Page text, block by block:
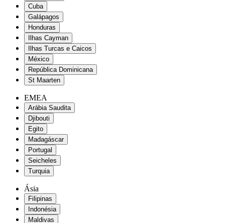
Cuba
Galápagos
Honduras
Ilhas Cayman
Ilhas Turcas e Caicos
México
República Dominicana
St Maarten
EMEA
Arábia Saudita
Djibouti
Egito
Madagáscar
Portugal
Seicheles
Turquia
Ásia
Filipinas
Indonésia
Maldivas